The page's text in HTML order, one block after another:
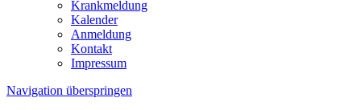
Krankmeldung
Kalender
Anmeldung
Kontakt
Impressum
Navigation überspringen